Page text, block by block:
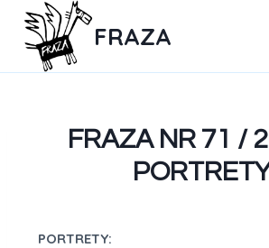
FRAZA
FRAZA NR 71 /
PORTRETY: